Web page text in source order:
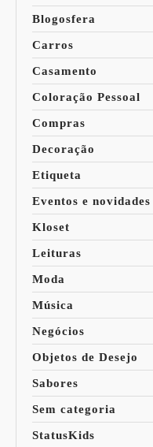
Blogosfera
Carros
Casamento
Coloração Pessoal
Compras
Decoração
Etiqueta
Eventos e novidades
Kloset
Leituras
Moda
Música
Negócios
Objetos de Desejo
Sabores
Sem categoria
StatusKids